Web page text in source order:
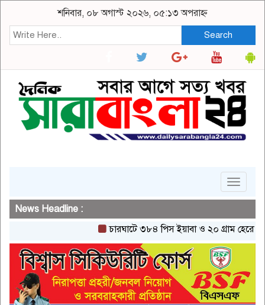
শনিবার, ০৮ অগাস্ট ২০২৬, ০৫:১৩ অপরাহ্ন
Search
Toggle
News Headline :
চারঘাটে ৩৮৪ পিস ইয়াবা ও ২০ গ্রাম হেরোইনসহ